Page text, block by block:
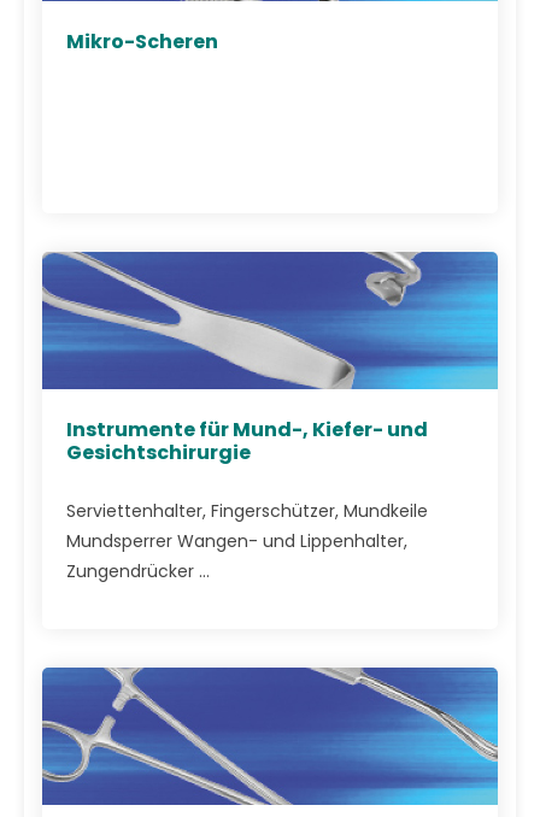
Mikro-Scheren
Instrumente für Mund-, Kiefer- und
Gesichtschirurgie
Serviettenhalter, Fingerschützer, Mundkeile
Mundsperrer Wangen- und Lippenhalter,
Zungendrücker ...